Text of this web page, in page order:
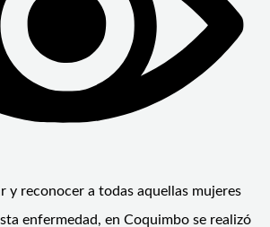
y reconocer a todas aquellas mujeres
enfermedad, en Coquimbo se realizó